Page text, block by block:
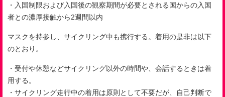
・入国制限および入国後の観察期間が必要とされる国からの入国
者との濃厚接触から2週間以内
マスクを持参し、サイクリング中も携行する。着用の是非は以下
のとおり。
・受付や休憩などサイクリング以外の時間や、会話するときは着
用する。
・サイクリング走行中の着用は原則として不要だが、自己判断で